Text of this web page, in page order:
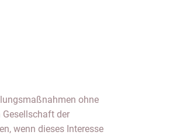
ohne
Gesellschaft der
wenn dieses Interesse